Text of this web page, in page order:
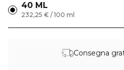
40 ML
232,25 € / 100 ml
Consegna